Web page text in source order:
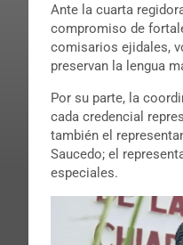
Ante la cuarta
compromiso de
comisarios ejidales,
preservan la lengua
Por su parte, la
cada credencial
también el
Saucedo; el
especiales.